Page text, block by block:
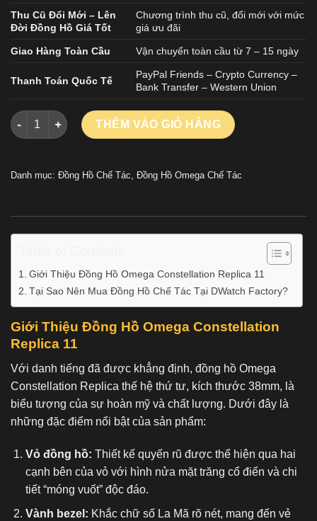
Thu Cũ Đổi Mới – Lên
Đời Đồng Hồ Giá Tốt
Chương trình thu cũ, đổi mới với mức
giá ưu đãi
Giao Hàng Toàn Cầu Vận chuyển toàn cầu từ 7 – 15 ngày
Thanh Toán Quốc Tế
PayPal Friends – Crypto Currency –
Bank Transfer – Western Union
Đồng Hồ Omega Constellation Replica 11 Mặt Số Đen Nhà Máy
THÊM VÀO GIỎ HÀNG
Danh mục: Đồng Hồ Chế Tác Đồng Hồ Omega Chế Tác
Giới Thiệu Đồng Hồ Omega Constellation Replica 11
Tại Sao Nên Mua Đồng Hồ Chế Tác Tại DWatch Factory?
Giới Thiệu Đồng Hồ Omega Constellation
Replica 11
Với danh tiếng đã được khẳng định, đồng hồ Omega
Constellation Replica thế hệ thứ tư, kích thước 38mm, là
biểu tượng của sự hoàn mỹ và chất lượng. Dưới đây là
những đặc điểm nổi bật của sản phẩm:
Vỏ đồng hồ: Thiết kế quyến rũ được thể hiện qua hai
cạnh bên của vỏ với hình nửa mặt trăng cổ điển và chi
tiết “móng vuốt” độc đáo.
Vành bezel: Khắc chữ số La Mã rõ nét, mang đến vẻ